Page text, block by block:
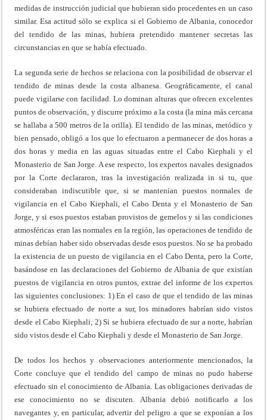
medidas de instrucción judicial que hubieran sido procedentes en un caso
similar. Esa actitud sólo se explica si el Gobierno de Albania, conocedor
del tendido de las minas, hubiera pretendido mantener secretas las
circunstancias en que se había efectuado.
La segunda serie de hechos se relaciona con la posibilidad de observar el
tendido de minas desde la costa albanesa. Geográficamente, el canal
puede vigilarse con facilidad. Lo dominan alturas que ofrecen excelentes
puntos de observación, y discurre próximo a la costa (la mina más cercana
se hallaba a 500 metros de la orilla). El tendido de las minas, metódico y
bien pensado, obligó a los que lo efectuaron a permanecer de dos horas a
dos horas y media en las aguas situadas entre el Cabo Kiephali y el
Monasterio de San Jorge. A ese respecto, los expertos navales designados
por la Corte declararon, tras la investigación realizada in si tu, que
consideraban indiscutible que, si se mantenían puestos normales de
vigilancia en el Cabo Kiephali, el Cabo Denta y el Monasterio de San
Jorge, y si esos puestos estaban provistos de gemelos y si las condiciones
atmosféricas eran las normales en la región, las operaciones de tendido de
minas debían haber sido observadas desde esos puestos. No se ha probado
la existencia de un puesto de vigilancia en el Cabo Denta, pero la Corte,
basándose en las declaraciones del Gobierno de Albania de que existían
puestos de vigilancia en otros puntos, extrae del informe de los expertos
las siguientes conclusiones: 1) En el caso de que el tendido de las minas
se hubiera efectuado de norte a sur, los minadores habrían sido vistos
desde el Cabo Kiephali; 2) Si se hubiera efectuado de sur a norte, habrían
sido vistos desde el Cabo Kiephali y desde el Monasterio de San Jorge.
De todos los hechos y observaciones anteriormente mencionados, la
Corte concluye que el tendido del campo de minas no pudo haberse
efectuado sin el conocimiento de Albania. Las obligaciones derivadas de
ese conocimiento no se discuten. Albania debió notificarlo a los
navegantes y, en particular, advertir del peligro a que se exponían a los